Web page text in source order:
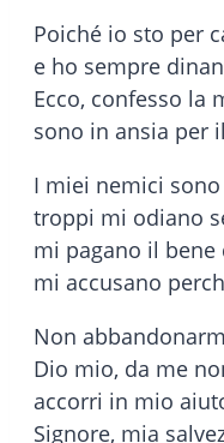
Poiché io sto per
e ho sempre
Ecco, confesso la
sono in ansia per
I miei nemici
troppi mi odiano
mi pagano il bene
mi accusano
Non
Dio mio, da me
accorri in mio
Signore, mia